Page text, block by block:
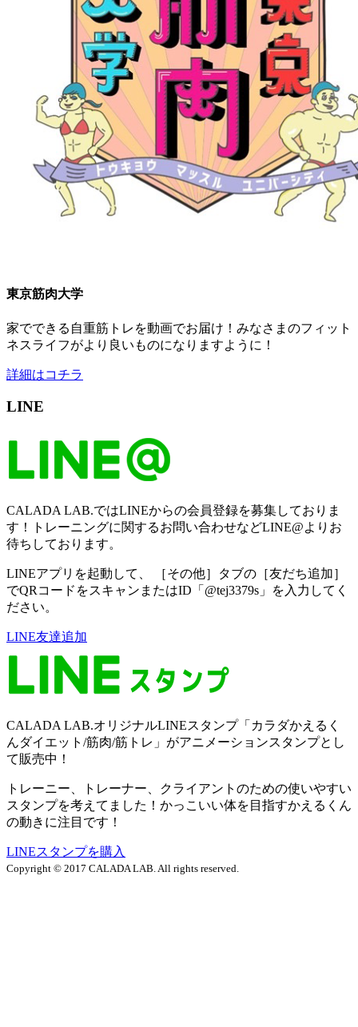
東京筋肉大学
家でできる自重筋トレを動画でお届け！みなさまのフィット
ネスライフがより良いものになりますように！
詳細はコチラ
LINE
CALADA LAB.ではLINEからの会員登録を募集しておりま
す！トレーニングに関するお問い合わせなどLINE@よりお
待ちしております。
LINEアプリを起動して、 ［その他］タブの［友だち追加］
でQRコードをスキャンまたはID「@tej3379s」を入力してく
ださい。
LINE友達追加
CALADA LAB.オリジナルLINEスタンプ「カラダかえるく
んダイエット/筋肉/筋トレ」がアニメーションスタンプとし
て販売中！
トレーニー、トレーナー、クライアントのための使いやすい
スタンプを考えてました！かっこいい体を目指すかえるくん
の動きに注目です！
LINEスタンプを購入
Copyright © 2017 CALADA LAB. All rights reserved.